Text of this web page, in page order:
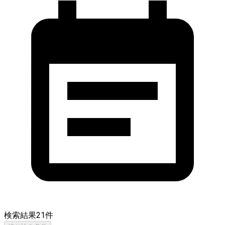
検索結果21件